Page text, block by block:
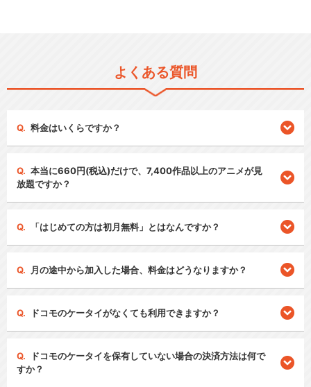
よくある質問
料金はいくらですか？
本当に660円(税込)だけで、7,400作品以上のアニメが見
放題ですか？
「はじめての方は初月無料」とはなんですか？
月の途中から加入した場合、料金はどうなりますか？
ドコモのケータイがなくても利用できますか？
ドコモのケータイを保有していない場合の決済方法は何で
すか？